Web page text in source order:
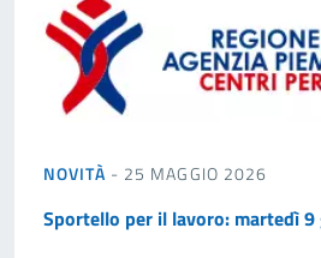
NOVITÀ - 25 MAGGIO 2026
Sportello per il lavoro: martedì 9